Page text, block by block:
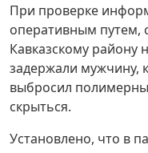
При проверке
оперативным путем,
Кавказскому району
задержали мужчину,
выбросил
скрыться.
Установлено, что в